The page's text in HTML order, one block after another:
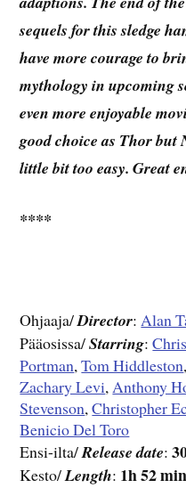
sequels for this sledge
have more courage to
mythology in upcoming
even more enjoyable
good choice as Thor but
little bit too easy. Great
****
Ohjaaja/Director:Alan
Pääosissa/Starring:
Portman,Tom Hiddleston
Zachary Levi,Anthony
Stevenson,Christopher
Benicio Del Toro
Ensi-ilta/Release date:
Kesto/Length: 1h 52 min